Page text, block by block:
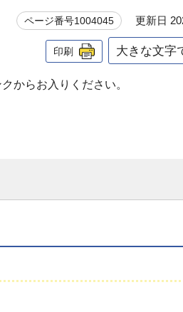
ページ番号1004045 更新日
印刷 大きな文字
からお入りください。